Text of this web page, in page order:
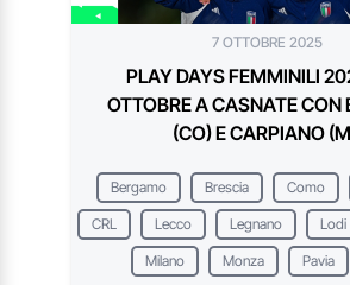
7 OTTOBRE 2025
PLAY DAYS FEMMINILI
OTTOBRE A CASNATE CON
(CO) E CARPIANO
Bergamo Brescia Como
CRL Lecco Legnano Lodi
Milano Monza Pavia